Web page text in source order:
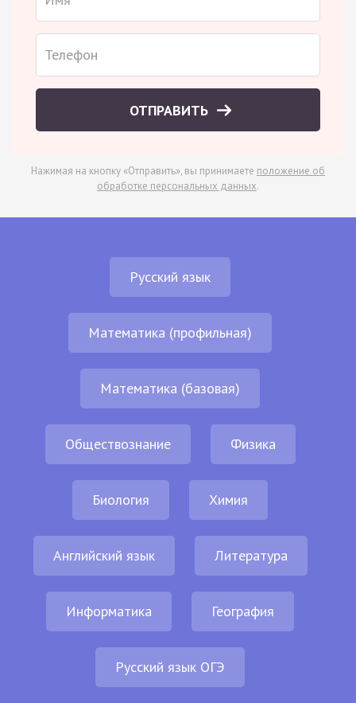
ОТПРАВИТЬ
Нажимая на кнопку «Отправить», вы принимаете положение об
обработке персональных данных.
Русский язык
Математика (профильная)
Математика (базовая)
Обществознание Физика
Биология Химия
Английский язык Литература
Информатика География
Русский язык ОГЭ